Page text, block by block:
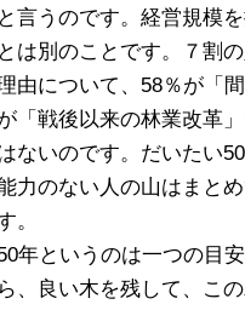
言うのです。経営規模
は別のことです。７割
由について、58％が「
「戦後以来の林業改革
ないのです。だいたい
力のない人の山はまと
。
年というのは一つの目
、良い木を残して、こ